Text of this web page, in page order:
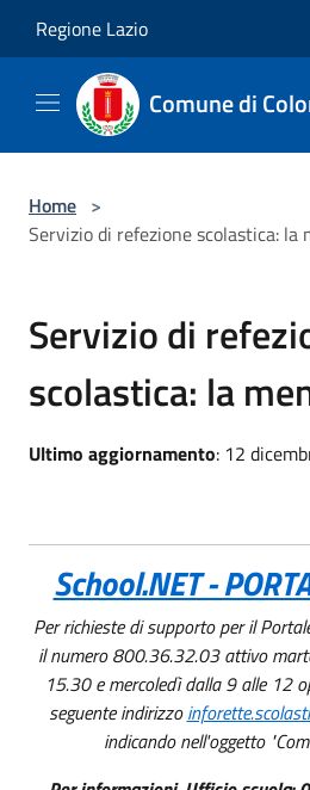
Regione Lazio
Comune di
Home >
Servizio di refezione scolastica: la
Servizio di
scolastica: la
Ultimo aggiornamento: 12
School.NET -
Per richieste di supporto per il
il numero 800.36.32.03 attivo
15.30 e mercoledì dalla 9 alle 12
seguente indirizzo
indicando nell'oggetto